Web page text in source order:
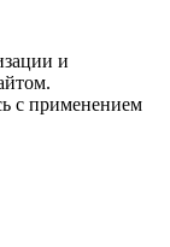
и
с применением